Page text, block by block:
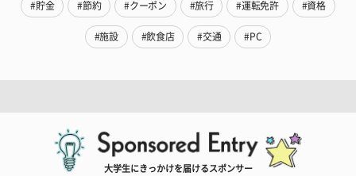
#貯金 #節約 #クーポン #旅行 #運転免許 #資格
#施設 #飲食店 #交通 #PC
大学生にきっかけを届けるスポンサー